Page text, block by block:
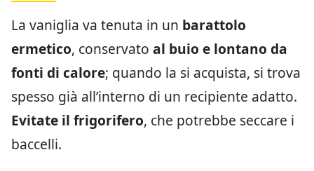
La vaniglia va tenuta in un barattolo
ermetico, conservato al buio e lontano da
fonti di calore; quando la si acquista, si trova
spesso già all’interno di un recipiente adatto.
Evitate il frigorifero, che potrebbe seccare i
baccelli.